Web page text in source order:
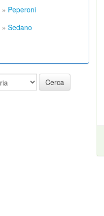
» Peperoni
» Sedano
Cerca